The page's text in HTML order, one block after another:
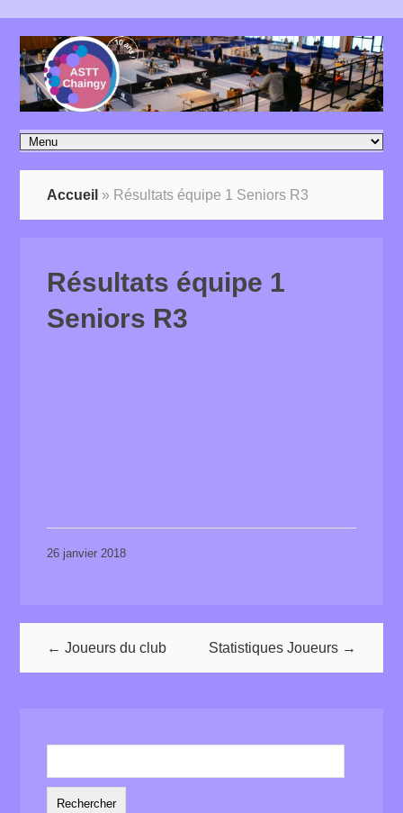
Accueil » Résultats équipe 1 Seniors R3
Résultats équipe 1
Seniors R3
26 janvier 2018
← Joueurs du club Statistiques Joueurs →